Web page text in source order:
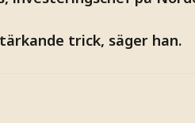
trick, säger han.